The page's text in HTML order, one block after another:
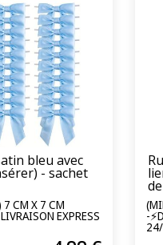
bleu avec
- sachet
7 CM X 7 CM
EXPRESS -